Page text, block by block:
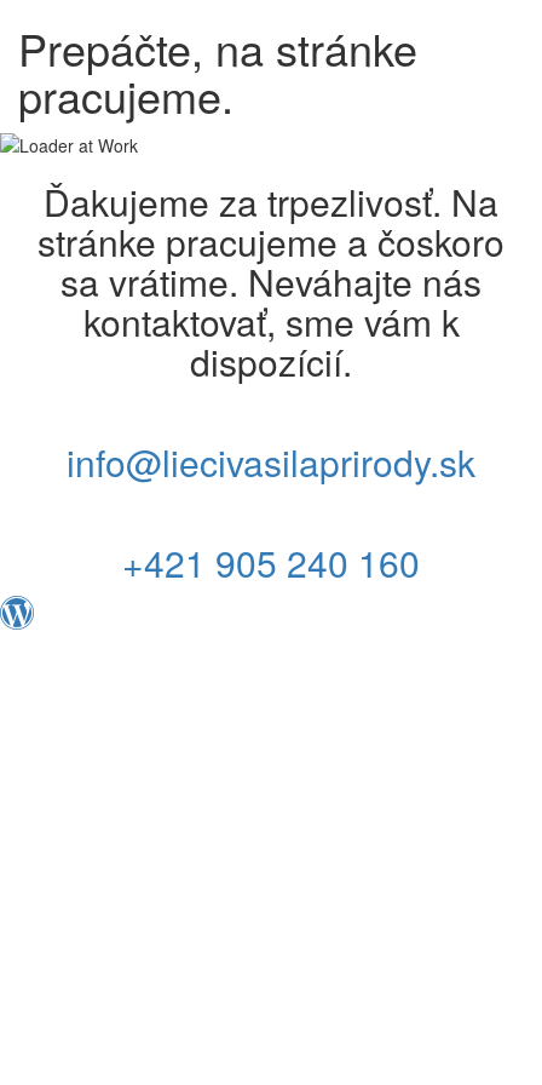
Prepáčte, na stránke
pracujeme.
Ďakujeme za trpezlivosť. Na
stránke pracujeme a čoskoro
sa vrátime. Neváhajte nás
kontaktovať, sme vám k
dispozícií.
info@liecivasilaprirody.sk
+421 905 240 160